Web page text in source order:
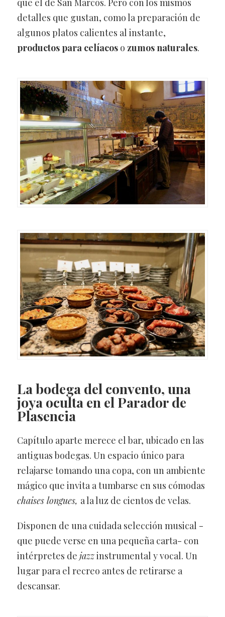
que el de San Marcos. Pero con los mismos
detalles que gustan, como la preparación de
algunos platos calientes al instante,
productos para celíacoso zumos naturales.
La bodega del convento, una
joya oculta en el Parador de
Plasencia
Capítulo aparte merece el bar, ubicado en las
antiguas bodegas. Un espacio único para
relajarse tomando una copa, con un ambiente
mágico que invita a tumbarse en sus cómodas
chaises longues, a la luz de cientos de velas.
Disponen de una cuidada selección musical -
que puede verse en una pequeña carta- con
intérpretes de jazzinstrumental y vocal. Un
lugar para el recreo antes de retirarse a
descansar.